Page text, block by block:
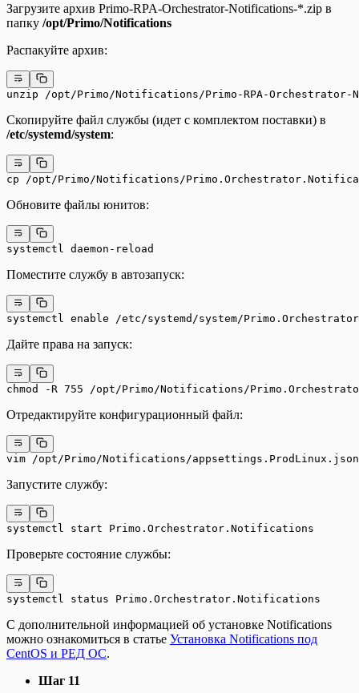
Загрузите архив Primo-RPA-Orchestrator-Notifications-*.zip в
папку /opt/Primo/Notifications
Распакуйте архив:
unzip /opt/Primo/Notifications/Primo-RPA-
Скопируйте файл службы (идет с комплектом поставки) в
/etc/systemd/system:
cp /opt/Primo/Notifications/
Обновите файлы юнитов:
systemctl daemon-reload
Поместите службу в автозапуск:
systemctl enable /etc/systemd/system/
Дайте права на запуск:
chmod -R 755 /opt/Primo/Notifications/
Отредактируйте конфигурационный файл:
vim /opt/Primo/Notifications/appsettings.ProdLinux.json
Запустите службу:
systemctl start Primo.Orchestrator.Notifications
Проверьте состояние службы:
systemctl status Primo.Orchestrator.Notifications
С дополнительной информацией об установке Notifications
можно ознакомиться в статье Установка Notifications под
CentOS и РЕД ОС.
Шаг 11